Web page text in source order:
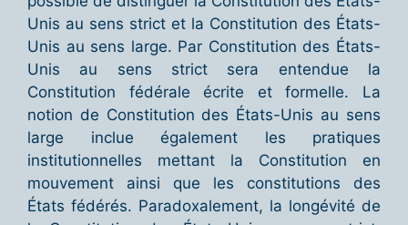
Unis au sens strict et la Constitution des États-
Unis au sens large. Par Constitution des États-
Unis au sens strict sera entendue la
Constitution fédérale écrite et formelle. La
notion de Constitution des États-Unis au sens
large inclue également les pratiques
institutionnelles mettant la Constitution en
mouvement ainsi que les constitutions des
États fédérés. Paradoxalement, la longévité de